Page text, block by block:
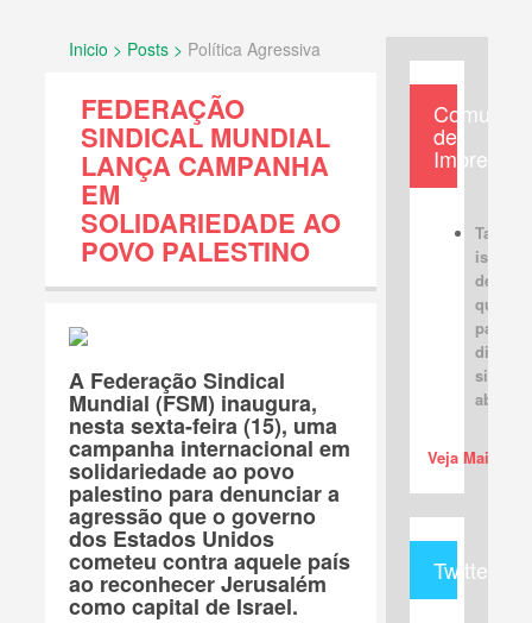
Inicio > Posts > Política Agressiva
FEDERAÇÃO
SINDICAL MUNDIAL
LANÇA CAMPANHA
EM
SOLIDARIEDADE AO
POVO PALESTINO
A Federação Sindical
Mundial (FSM) inaugura,
nesta sexta-feira (15), uma
campanha internacional em
solidariedade ao povo
palestino para denunciar a
agressão que o governo
dos Estados Unidos
cometeu contra aquele país
ao reconhecer Jerusalém
como capital de Israel.
de
Imprensa
Tabus
devem
para
sincera
aberta
Veja Mais (+)
Twitter